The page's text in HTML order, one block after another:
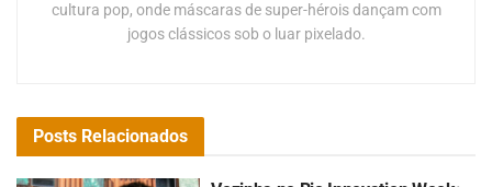
BY FERNANDO CAMPO GRANDE
7 DE AGOSTO DE 2026
0
gerando...
READ MORE